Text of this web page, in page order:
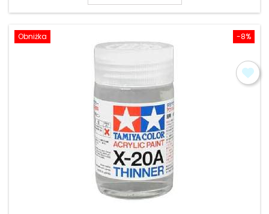
-8%
Obniżka